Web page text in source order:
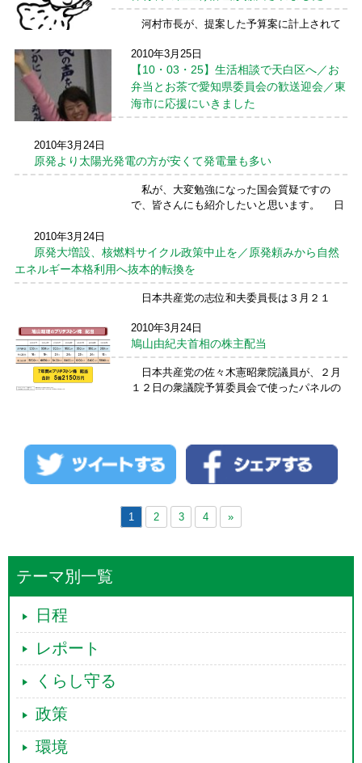
ます。 ◆４月９ ...続きを読む →
河村市長が、提案した予算案に計上されて
化の段階的廃止と１６時以降の保育料の値上
げ）をお母さん、お父さん、保育関係者の皆
さんの運動で、撤回させることができまし
た。 皆さんの運動 ... 続きを読む →
2010年3月25日
【10・03・25】生活相談で天白区へ／お
弁当とお茶で愛知県委員会の歓送迎会／東
海市に応援にいきました
どり、お茶とお弁当の歓送迎会に参加しまし
た。 元衆議院議員のせこゆき子さんは、お連
れ合いのご実家のある三重県に引越しをされ
て、ご自身のお母 ...続きを読む →
2010年3月24日
原発より太陽光発電の方が安くて発電量も多い
私が、大変勉強になった国会質疑ですの
で、皆さんにも紹介したいと思います。 日
原発５６基が２０年の稼働で年間約３０００
億キロワット時を発電 ...
2010年3月24日
原発大増設、核燃料サイクル政策中止を／原発頼みから自然
エネルギー本格利用へ抜本的転換を
日本共産党の志位和夫委員長は３月２１
ている原発大増設計画、核燃料サイクル政策
を中止し、自然エネルギーの本格的利用への
政策転換をおこなうことを、強く求めました｡
志位氏の発言は､次の ...続きを読む →
2010年3月24日
鳩山由紀夫首相の株主配当
日本共産党の佐々木憲昭衆院議員が、２月
１２日の衆議院予算委員会で使ったパネルの
００万円も減税になっ ...
1 2 3 4 »
テーマ別一覧
日程
レポート
くらし守る
政策
環境